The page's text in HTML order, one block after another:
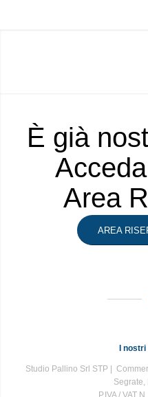
È già
Area
AREA
I
Studio Pallino Srl STP |
Segrate,
P.IVA / VAT